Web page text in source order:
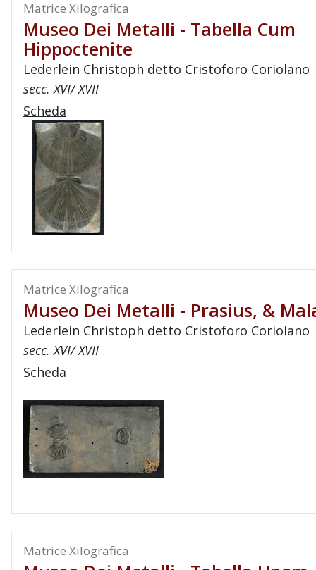
Matrice Xilografica
Museo Dei Metalli - Tabella Cum
Hippoctenite
Lederlein Christoph detto Cristoforo Coriolano
secc. XVI/ XVII
Scheda
Matrice Xilografica
Museo Dei Metalli - Prasius, &
Lederlein Christoph detto Cristoforo Coriolano
secc. XVI/ XVII
Scheda
Matrice Xilografica